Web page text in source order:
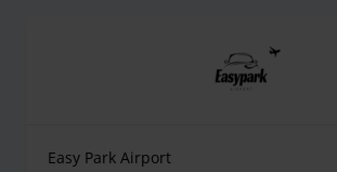
Easy Park Airport